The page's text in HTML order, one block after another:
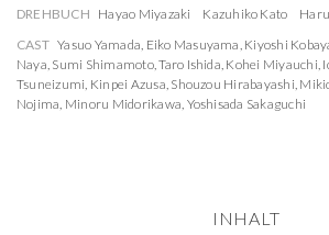
DREHBUCH Hayao Miyazaki Kazuhiko Kato
CAST Yasuo Yamada, Eiko Masuyama, Kiyoshi
Naya, Sumi Shimamoto,Taro Ishida, Kohei Miyauchi,
Tsuneizumi, Kinpei Azusa, Shouzou Hirabayashi,
Nojima, Minoru Midorikawa, Yoshisada Sakaguchi
INHALT